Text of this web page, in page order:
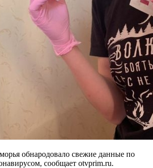
обнародовало свежие данные по
сообщает otvprim.ru.